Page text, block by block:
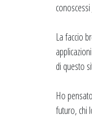
La faccio
applicazioni
di questo
Ho
futuro, chi